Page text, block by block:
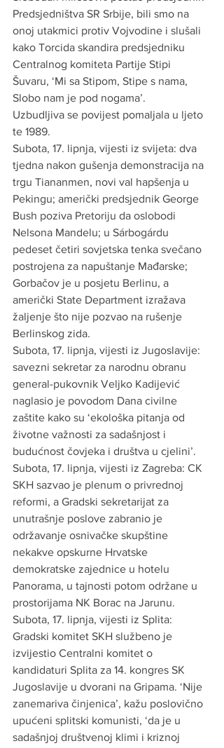
Predsjedništva SR Srbije, bili smo na
onoj utakmici protiv Vojvodine i slušali
kako Torcida skandira predsjedniku
Centralnog komiteta Partije Stipi
Šuvaru, ‘Mi sa Stipom, Stipe s nama,
Slobo nam je pod nogama’.
Uzbudljiva se povijest pomaljala u ljeto
te 1989.
Subota, 17. lipnja, vijesti iz svijeta: dva
tjedna nakon gušenja demonstracija na
trgu Tiananmen, novi val hapšenja u
Pekingu; američki predsjednik George
Bush poziva Pretoriju da oslobodi
Nelsona Mandelu; u Sárbogárdu
pedeset četiri sovjetska tenka svečano
postrojena za napuštanje Mađarske;
Gorbačov je u posjetu Berlinu, a
američki State Department izražava
žaljenje što nije pozvao na rušenje
Berlinskog zida.
Subota, 17. lipnja, vijesti iz Jugoslavije:
savezni sekretar za narodnu obranu
general-pukovnik Veljko Kadijević
naglasio je povodom Dana civilne
zaštite kako su ‘ekološka pitanja od
životne važnosti za sadašnjost i
budućnost čovjeka i društva u cjelini’.
Subota, 17. lipnja, vijesti iz Zagreba: CK
SKH sazvao je plenum o privrednoj
reformi, a Gradski sekretarijat za
unutrašnje poslove zabranio je
održavanje osnivačke skupštine
nekakve opskurne Hrvatske
demokratske zajednice u hotelu
Panorama, u tajnosti potom održane u
prostorijama NK Borac na Jarunu.
Subota, 17. lipnja, vijesti iz Splita:
Gradski komitet SKH službeno je
izvijestio Centralni komitet o
kandidaturi Splita za 14. kongres SK
Jugoslavije u dvorani na Gripama. ‘Nije
zanemariva činjenica’, kažu poslovično
upućeni splitski komunisti, ‘da je u
sadašnjoj društvenoj klimi i kriznoj